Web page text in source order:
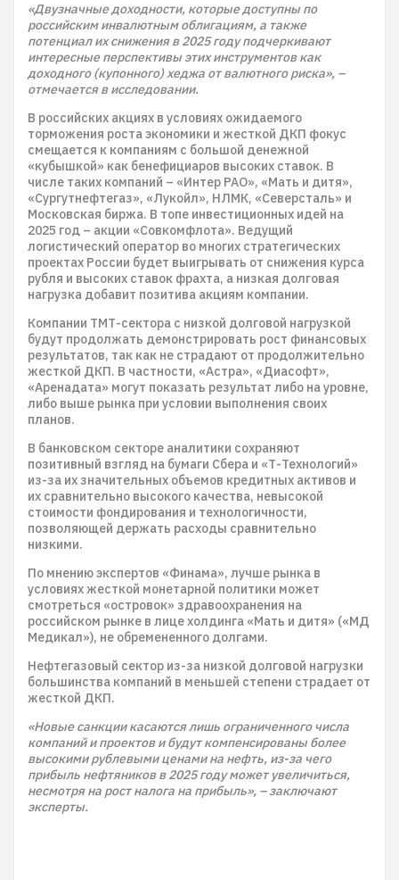
«Двузначные доходности, которые доступны по
российским инвалютным облигациям, а также
потенциал их снижения в 2025 году подчеркивают
интересные перспективы этих инструментов как
доходного (купонного) хеджа от валютного риска», –
отмечается в исследовании.
В российских акциях в условиях ожидаемого
торможения роста экономики и жесткой ДКП фокус
смещается к компаниям с большой денежной
«кубышкой» как бенефициаров высоких ставок. В
числе таких компаний – «Интер РАО», «Мать и дитя»,
«Сургутнефтегаз», «Лукойл», НЛМК, «Северсталь» и
Московская биржа. В топе инвестиционных идей на
2025 год – акции «Совкомфлота». Ведущий
логистический оператор во многих стратегических
проектах России будет выигрывать от снижения курса
рубля и высоких ставок фрахта, а низкая долговая
нагрузка добавит позитива акциям компании.
Компании ТМТ-сектора с низкой долговой нагрузкой
будут продолжать демонстрировать рост финансовых
результатов, так как не страдают от продолжительно
жесткой ДКП. В частности, «Астра», «Диасофт»,
«Аренадата» могут показать результат либо на уровне,
либо выше рынка при условии выполнения своих
планов.
В банковском секторе аналитики сохраняют
позитивный взгляд на бумаги Сбера и «Т-Технологий»
из-за их значительных объемов кредитных активов и
их сравнительно высокого качества, невысокой
стоимости фондирования и технологичности,
позволяющей держать расходы сравнительно
низкими.
По мнению экспертов «Финама», лучше рынка в
условиях жесткой монетарной политики может
смотреться «островок» здравоохранения на
российском рынке в лице холдинга «Мать и дитя» («МД
Медикал»), не обремененного долгами.
Нефтегазовый сектор из-за низкой долговой нагрузки
большинства компаний в меньшей степени страдает от
жесткой ДКП.
«Новые санкции касаются лишь ограниченного числа
компаний и проектов и будут компенсированы более
высокими рублевыми ценами на нефть, из-за чего
прибыль нефтяников в 2025 году может увеличиться,
несмотря на рост налога на прибыль», – заключают
эксперты.